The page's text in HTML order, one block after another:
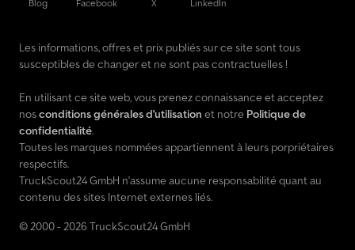
Blog Facebook X LinkedIn
Les informations, offres et prix publiés sur ce site sont tous
susceptibles de changer et ne sont pas contractuelles !
En utilisant ce site web, vous prenez connaissance et acceptez
nosconditions générales d'utilisation et notre Politique de
confidentialité.
Toutes les marques nommées appartiennent à leurs porpriétaires
respectifs.
TruckScout24 GmbH n'assume aucune responsabilité quant au
contenu des sites Internet externes liés.
© 2000 - 2026 TruckScout24 GmbH